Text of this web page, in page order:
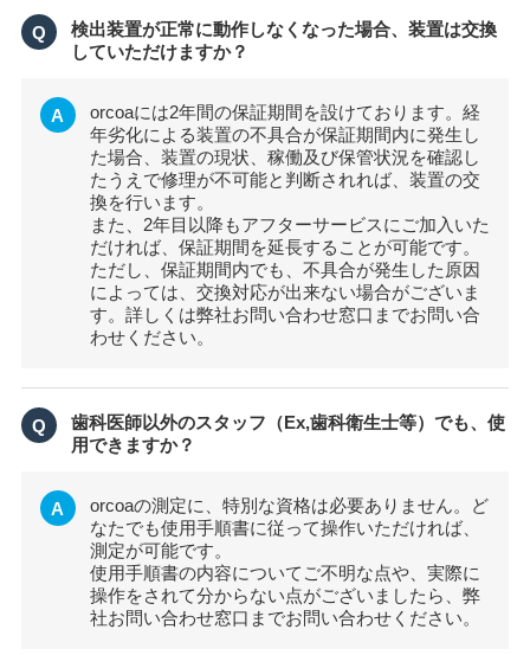
Q
検出装置が正常に動作しなくなった場合、装置は交換
していただけますか？
A
orcoaには2年間の保証期間を設けております。経
年劣化による装置の不具合が保証期間内に発生し
た場合、装置の現状、稼働及び保管状況を確認し
たうえで修理が不可能と判断されれば、装置の交
換を行います。
また、2年目以降もアフターサービスにご加入いた
だければ、保証期間を延長することが可能です。
ただし、保証期間内でも、不具合が発生した原因
によっては、交換対応が出来ない場合がございま
す。詳しくは弊社お問い合わせ窓口までお問い合
わせください。
Q
歯科医師以外のスタッフ（Ex,歯科衛生士等）でも、使
用できますか？
A
orcoaの測定に、特別な資格は必要ありません。ど
なたでも使用手順書に従って操作いただければ、
測定が可能です。
使用手順書の内容についてご不明な点や、実際に
操作をされて分からない点がございましたら、弊
社お問い合わせ窓口までお問い合わせください。